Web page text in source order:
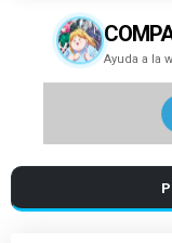
Ayuda a la